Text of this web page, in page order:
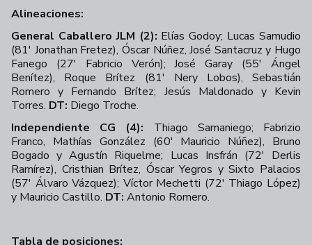
Alineaciones:
General Caballero JLM (2): Elías Godoy; Lucas Samudio
(81' Jonathan Fretez), Óscar Núñez, José Santacruz y Hugo
Fanego (27' Fabricio Verón); José Garay (55' Ángel
Benítez), Roque Brítez (81' Nery Lobos), Sebastián
Romero y Fernando Brítez; Jesús Maldonado y Kevin
Torres. DT: Diego Troche.
Independiente CG (4): Thiago Samaniego; Fabrizio
Franco, Mathías González (60' Mauricio Núñez), Bruno
Bogado y Agustín Riquelme; Lucas Insfrán (72' Derlis
Ramírez), Cristhian Brítez, Óscar Yegros y Sixto Palacios
(57' Álvaro Vázquez); Víctor Mechetti (72' Thiago López)
y Mauricio Castillo. DT: Antonio Romero.
Tabla de posiciones: